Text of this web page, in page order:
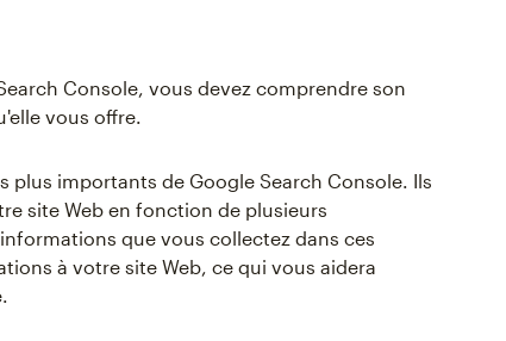
Console, vous devez comprendre son
vous offre.
plus importants de Google Search Console. Ils
site Web en fonction de plusieurs
que vous collectez dans ces
à votre site Web, ce qui vous aidera